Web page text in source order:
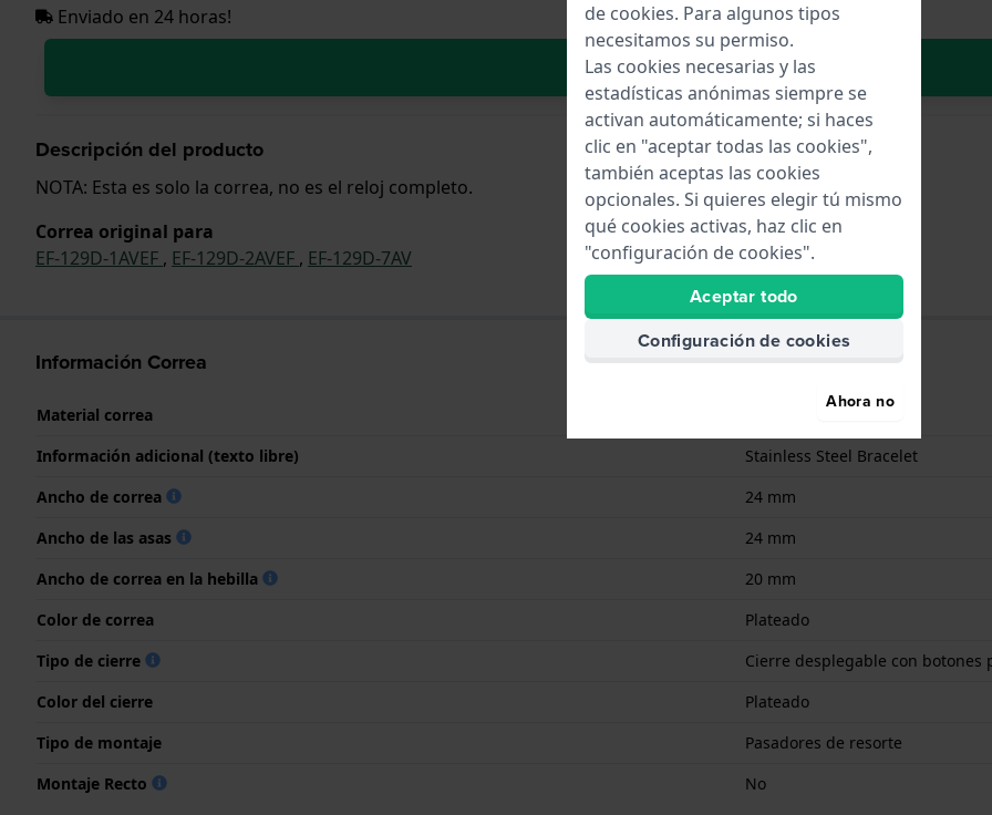
Enviado en 24 horas!
Añadir al carrito
Descripción del producto
NOTA: Esta es solo la correa, no es el reloj completo.
Correa original para
EF-129D-1AVEF , EF-129D-2AVEF , EF-129D-7AV
Información Correa
Material correa
Información adicional (texto libre)
Stainless Steel Bracelet
Ancho de correa
24 mm
Ancho de las asas
24 mm
Ancho de correa en la hebilla
20 mm
Color de correa
Plateado
Tipo de cierre
Cierre desplegable con botones
Color del cierre
Plateado
Tipo de montaje
Pasadores de resorte
Montaje Recto
No
de cookies. Para algunos tipos
necesitamos su permiso.
Las cookies necesarias y las
estadísticas anónimas siempre se
activan automáticamente; si haces
clic en "aceptar todas las cookies",
también aceptas las cookies
opcionales. Si quieres elegir tú mismo
qué cookies activas, haz clic en
"configuración de cookies".
Aceptar todo
Configuración de cookies
Ahora no